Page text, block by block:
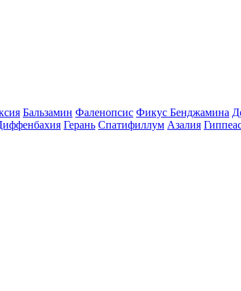
Бальзамин Фаленопсис Фикус Бенджамина
Герань Спатифиллум Азалия